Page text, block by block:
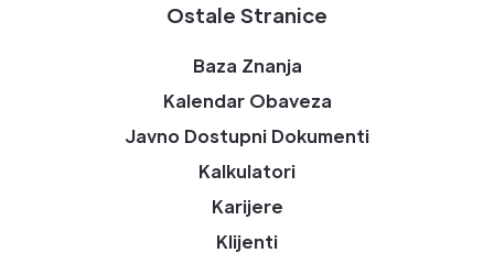
Ostale Stranice
Baza Znanja
Kalendar Obaveza
Javno Dostupni Dokumenti
Kalkulatori
Karijere
Klijenti